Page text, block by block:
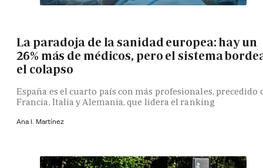
La paradoja de la sanidad europea: hay un
26% más de médicos, pero el sistema
el colapso
España es el cuarto país con más profesionales, precedido
Francia, Italia y Alemania, que lidera el ranking
Ana I. Martínez